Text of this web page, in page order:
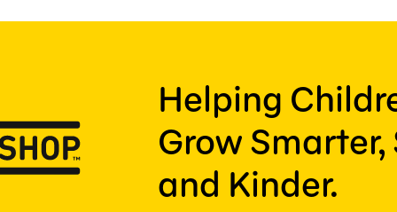
Helping
Grow Smarter,
and Kinder.